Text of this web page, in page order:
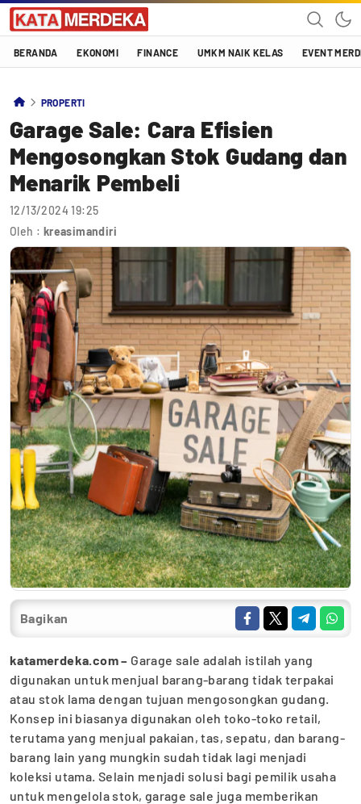
Katamerdeka
KATA MERDEKA
BERANDA EKONOMI FINANCE UMKM NAIK KELAS EVENT
PROPERTI
Garage Sale: Cara Efisien
Mengosongkan Stok Gudang dan
Menarik Pembeli
12/13/2024 19:25
Oleh : kreasimandiri
Bagikan
katamerdeka.com – Garage sale adalah istilah yang
digunakan untuk menjual barang-barang tidak terpakai
atau stok lama dengan tujuan mengosongkan gudang.
Konsep ini biasanya digunakan oleh toko-toko retail,
terutama yang menjual pakaian, tas, sepatu, dan barang-
barang lain yang mungkin sudah tidak lagi menjadi
koleksi utama. Selain menjadi solusi bagi pemilik usaha
untuk mengelola stok, garage sale juga memberikan